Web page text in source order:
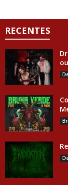
RECENTES